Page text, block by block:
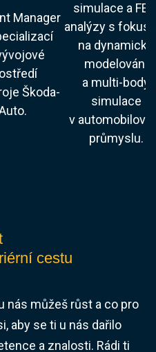
Manager
Škoda-
simulace a
analýzy s
na dynamické
modelování
a multi-body
simulace
v
průmyslu.
cestu
nás můžeš růst a co pro
aby se ti u nás dařilo
a znalosti. Rádi ti